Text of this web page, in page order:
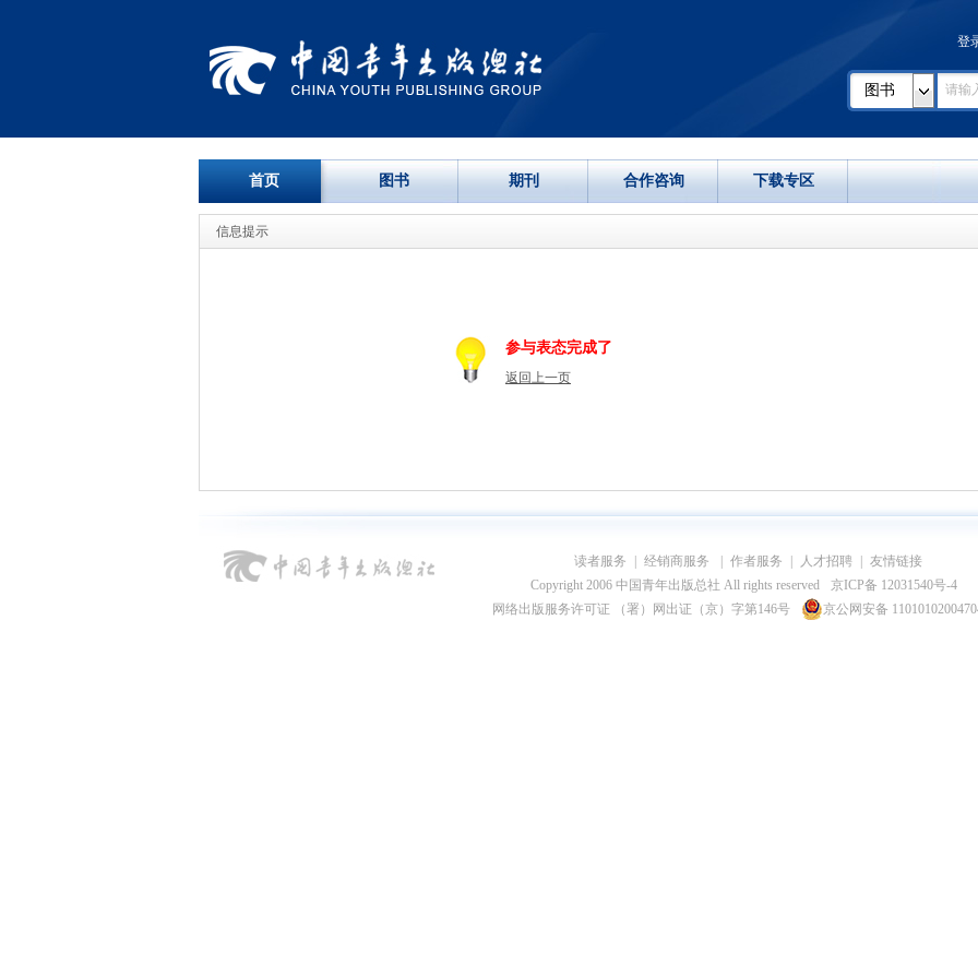
登
图书
首页 图书 期刊 合作咨询 下载专区
信息提示
参与表态完成了
返回上一页
读者服务 经销商服务 作者服务 人才招聘
友情链接
Copyright 2006 中国青年出版总社 All rights reserved
京ICP备 12031540号-4
网络出版服务许可证 （署）网出证（京）字第146号
京公网安备